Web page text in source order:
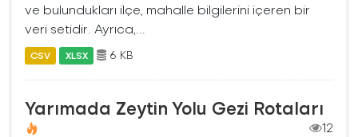
ve bulundukları ilçe, mahalle bilgilerini içeren bir
veri setidir. Ayrıca,...
CSV XLSX 6 KB
Yarımada Zeytin Yolu Gezi Rotaları
12